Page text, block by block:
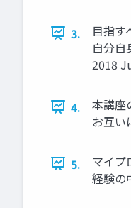
3.
目指す
自分
2018
4.
本講座
お互い
5.
マイプ
経験の